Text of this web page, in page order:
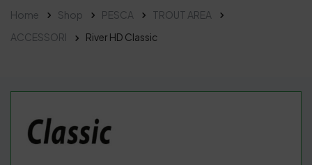
Home Shop PESCA
TROUT AREA
ACCESSORI
River HD Classic